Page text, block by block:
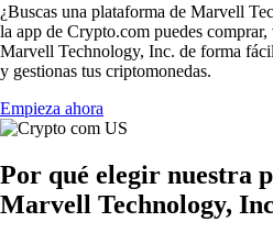
¿Buscas una plataforma de Marvell
la app de Crypto.com puedes
Marvell Technology, Inc. de forma
y gestionas tus criptomonedas.
Empieza ahora
Por qué elegir nuestra
Marvell Technology,